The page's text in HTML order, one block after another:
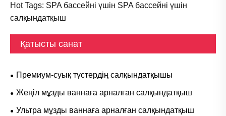
Hot Tags: SPA бассейні үшін SPA бассейні үшін
салқындатқыш
Қатысты санат
Премиум-суық түстердің салқындатқышы
Жеңіл мұзды ваннаға арналған салқындатқыш
Ультра мұзды ваннаға арналған салқындатқыш